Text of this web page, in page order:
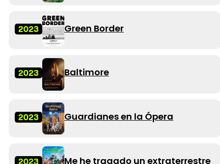
2023 Green Border
2023 Baltimore
2023 Guardianes en la Ópera
2023 Me he tragado un extraterrestre